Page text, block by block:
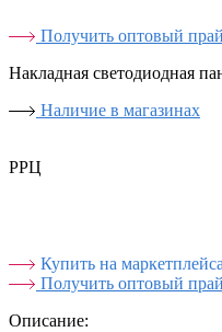
Получить оптовый
Накладная светодиодная
Наличие в магазинах
РРЦ
Купить на
Получить оптовый
Описание: